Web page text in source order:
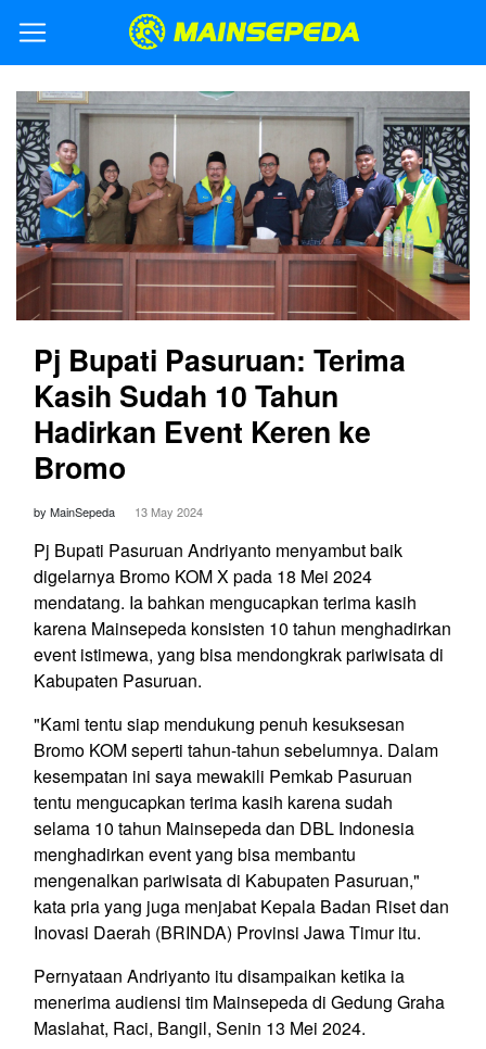
Pj Bupati Pasuruan: Terima
Kasih Sudah 10 Tahun
Hadirkan Event Keren ke
Bromo
by MainSepeda 13 May 2024
Pj Bupati Pasuruan Andriyanto menyambut baik
digelarnya Bromo KOM X pada 18 Mei 2024
mendatang. Ia bahkan mengucapkan terima kasih
karena Mainsepeda konsisten 10 tahun menghadirkan
event istimewa, yang bisa mendongkrak pariwisata di
Kabupaten Pasuruan.
"Kami tentu siap mendukung penuh kesuksesan
Bromo KOM seperti tahun-tahun sebelumnya. Dalam
kesempatan ini saya mewakili Pemkab Pasuruan
tentu mengucapkan terima kasih karena sudah
selama 10 tahun Mainsepeda dan DBL Indonesia
menghadirkan event yang bisa membantu
mengenalkan pariwisata di Kabupaten Pasuruan,"
kata pria yang juga menjabat Kepala Badan Riset dan
Inovasi Daerah (BRINDA) Provinsi Jawa Timur itu.
Pernyataan Andriyanto itu disampaikan ketika ia
menerima audiensi tim Mainsepeda di Gedung Graha
Maslahat, Raci, Bangil, Senin 13 Mei 2024.